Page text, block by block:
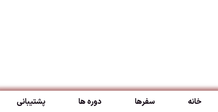
خانه سفرها دوره ها پشتیبانی